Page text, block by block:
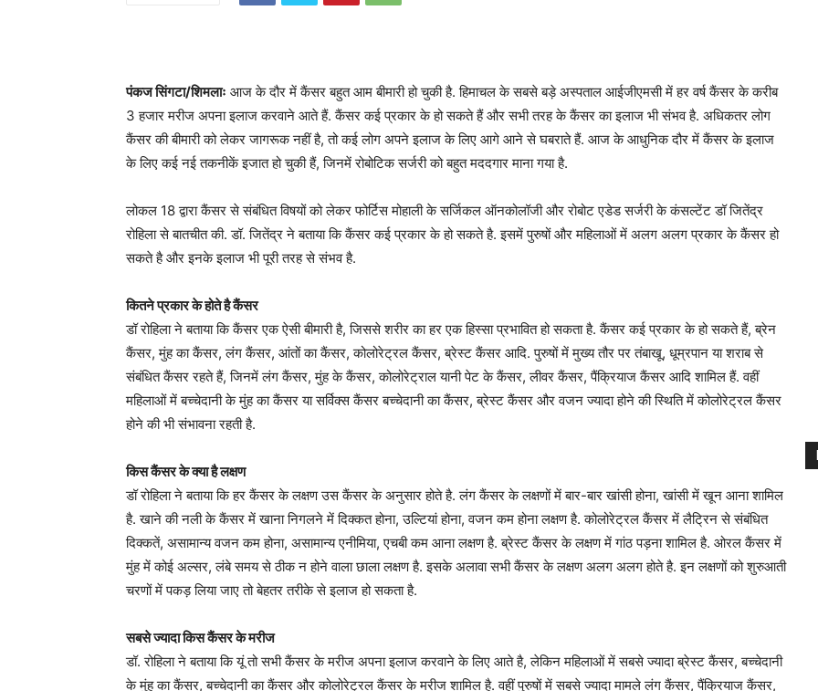
पंकज सिंगटा/शिमलाः आज के दौर में कैंसर बहुत आम बीमारी हो चुकी है. हिमाचल के सबसे बड़े अस्पताल आईजीएमसी में हर वर्ष कैंसर के करीब
3 हजार मरीज अपना इलाज करवाने आते हैं. कैंसर कई प्रकार के हो सकते हैं और सभी तरह के कैंसर का इलाज भी संभव है. अधिकतर लोग
कैंसर की बीमारी को लेकर जागरूक नहीं है, तो कई लोग अपने इलाज के लिए आगे आने से घबराते हैं. आज के आधुनिक दौर में कैंसर के इलाज
के लिए कई नई तकनीकें इजात हो चुकी हैं, जिनमें रोबोटिक सर्जरी को बहुत मददगार माना गया है.
लोकल 18 द्वारा कैंसर से संबंधित विषयों को लेकर फोर्टिस मोहाली के सर्जिकल ऑनकोलॉजी और रोबोट एडेड सर्जरी के कंसल्टेंट डॉ जितेंद्र
रोहिला से बातचीत की. डॉ. जितेंद्र ने बताया कि कैंसर कई प्रकार के हो सकते है. इसमें पुरुषों और महिलाओं में अलग अलग प्रकार के कैंसर हो
सकते है और इनके इलाज भी पूरी तरह से संभव है.
कितने प्रकार के होते है कैंसर
डॉ रोहिला ने बताया कि कैंसर एक ऐसी बीमारी है, जिससे शरीर का हर एक हिस्सा प्रभावित हो सकता है. कैंसर कई प्रकार के हो सकते हैं, ब्रेन
कैंसर, मुंह का कैंसर, लंग कैंसर, आंतों का कैंसर, कोलोरेट्रल कैंसर, ब्रेस्ट कैंसर आदि. पुरुषों में मुख्य तौर पर तंबाखू, धूम्रपान या शराब से
संबंधित कैंसर रहते हैं, जिनमें लंग कैंसर, मुंह के कैंसर, कोलोरेट्राल यानी पेट के कैंसर, लीवर कैंसर, पैंक्रियाज कैंसर आदि शामिल हैं. वहीं
महिलाओं में बच्चेदानी के मुंह का कैंसर या सर्विक्स कैंसर बच्चेदानी का कैंसर, ब्रेस्ट कैंसर और वजन ज्यादा होने की स्थिति में कोलोरेट्रल कैंसर
होने की भी संभावना रहती है.
किस कैंसर के क्या है लक्षण
डॉ रोहिला ने बताया कि हर कैंसर के लक्षण उस कैंसर के अनुसार होते है. लंग कैंसर के लक्षणों में बार-बार खांसी होना, खांसी में खून आना शामिल
है. खाने की नली के कैंसर में खाना निगलने में दिक्कत होना, उल्टियां होना, वजन कम होना लक्षण है. कोलोरेट्रल कैंसर में लैट्रिन से संबंधित
दिक्कतें, असामान्य वजन कम होना, असामान्य एनीमिया, एचबी कम आना लक्षण है. ब्रेस्ट कैंसर के लक्षण में गांठ पड़ना शामिल है. ओरल कैंसर में
मुंह में कोई अल्सर, लंबे समय से ठीक न होने वाला छाला लक्षण है. इसके अलावा सभी कैंसर के लक्षण अलग अलग होते है. इन लक्षणों को शुरुआती
चरणों में पकड़ लिया जाए तो बेहतर तरीके से इलाज हो सकता है.
सबसे ज्यादा किस कैंसर के मरीज
डॉ. रोहिला ने बताया कि यूं तो सभी कैंसर के मरीज अपना इलाज करवाने के लिए आते है, लेकिन महिलाओं में सबसे ज्यादा ब्रेस्ट कैंसर, बच्चेदानी
के मुंह का कैंसर, बच्चेदानी का कैंसर और कोलोरेट्रल कैंसर के मरीज शामिल है. वहीं पुरुषों में सबसे ज्यादा मामले लंग कैंसर, पैंक्रियाज कैंसर,